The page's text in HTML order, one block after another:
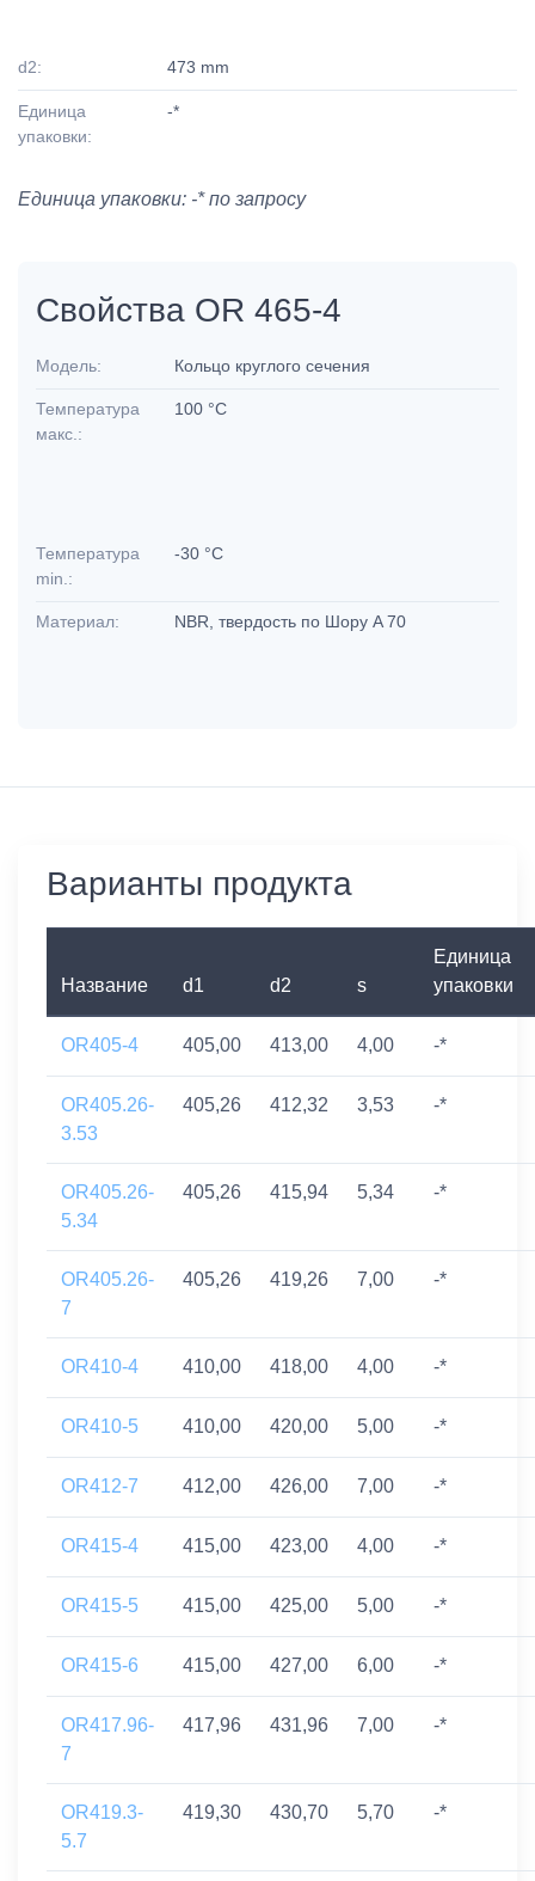
d2: 473 mm
Единица
упаковки:
-*
Единица упаковки: -* по запросу
Свойства OR 465-4
Модель: Кольцо круглого сечения
Температура
макс.:
100 °C
Температура
min.:
-30 °C
Материал: NBR, твердость по Шору A 70
Варианты продукта
Название d1 d2 s
Единица
упаковки
OR405-4 405,00 413,00 4,00 -*
OR405.26-
3.53
405,26 412,32 3,53 -*
OR405.26-
5.34
405,26 415,94 5,34 -*
OR405.26-
7
405,26 419,26 7,00 -*
OR410-4 410,00 418,00 4,00 -*
OR410-5 410,00 420,00 5,00 -*
OR412-7 412,00 426,00 7,00 -*
OR415-4 415,00 423,00 4,00 -*
OR415-5 415,00 425,00 5,00 -*
OR415-6 415,00 427,00 6,00 -*
OR417.96-
7
417,96 431,96 7,00 -*
OR419.3-
5.7
419,30 430,70 5,70 -*